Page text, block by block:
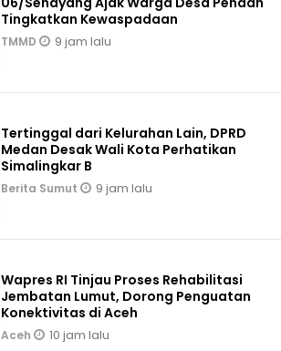
Tingkatkan Kewaspadaan
TMMD 9 jam lalu
Tertinggal dari Kelurahan Lain, DPRD
Medan Desak Wali Kota Perhatikan
Simalingkar B
Berita Sumut 9 jam lalu
Wapres RI Tinjau Proses Rehabilitasi
Jembatan Lumut, Dorong Penguatan
Konektivitas di Aceh
Aceh 10 jam lalu